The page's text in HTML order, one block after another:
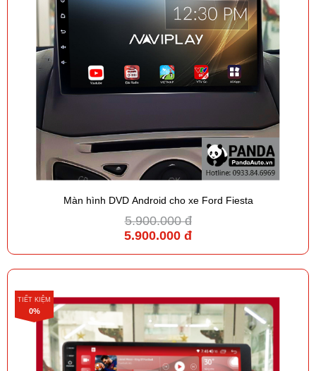
Màn hình DVD Android cho xe Ford Fiesta
5.900.000 đ
5.900.000 đ
TIẾT KIỆM
0%